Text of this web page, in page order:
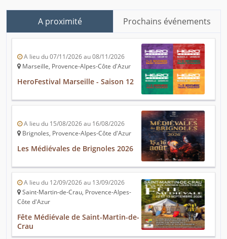
A proximité Prochains événements
A lieu du 07/11/2026 au 08/11/2026
Marseille, Provence-Alpes-Côte d'Azur
HeroFestival Marseille - Saison 12
A lieu du 15/08/2026 au 16/08/2026
Brignoles, Provence-Alpes-Côte d'Azur
Les Médiévales de Brignoles 2026
A lieu du 12/09/2026 au 13/09/2026
Saint-Martin-de-Crau, Provence-Alpes-
Côte d'Azur
Fête Médiévale de Saint-Martin-de-
Crau